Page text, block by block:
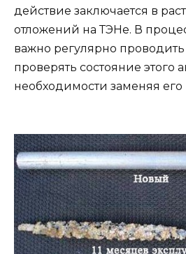
действие заключается в
отложений на ТЭНе. В
важно регулярно
проверять состояние этого
необходимости заменяя